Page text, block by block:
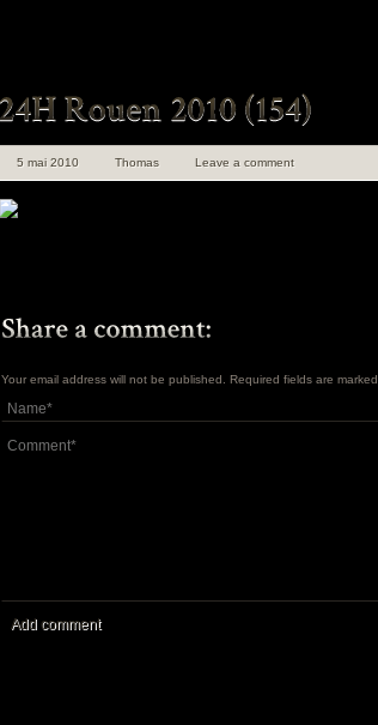
5 mai 2010 Thomas Leave a comment
Your email address will not be published. Required fields are marked
Add comment